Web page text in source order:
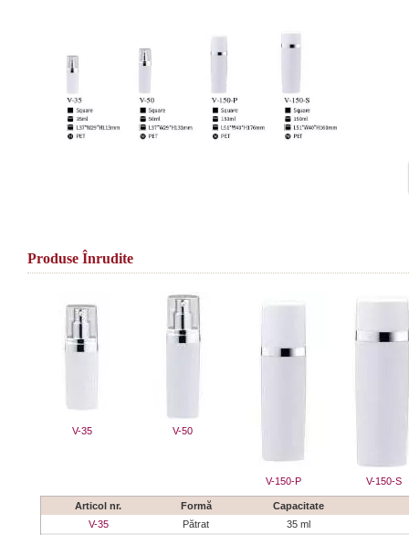
Produse Înrudite
V-35 V-50
V-150-P V-150-S
Articol nr. Formă
Capacitate
V-35
Pătrat
35 ml